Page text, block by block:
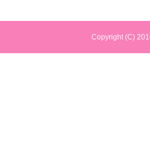
Copyright (C)